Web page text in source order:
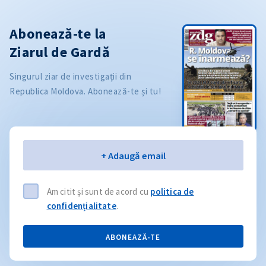
Abonează-te la
Ziarul de Gardă
Singurul ziar de investigații din
Republica Moldova. Abonează-te și tu!
+ Adaugă email
Am citit și sunt de acord cu politica de
confidențialitate.
ABONEAZĂ-TE